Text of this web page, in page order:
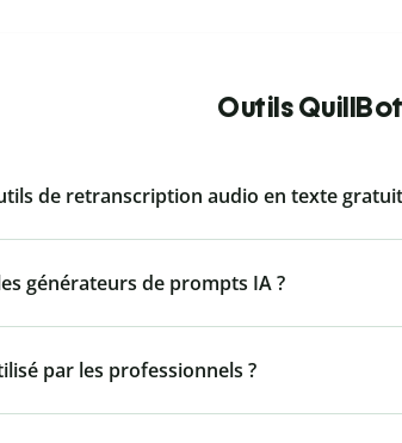
Outils
de retranscription audio en texte
générateurs de prompts IA ?
par les professionnels ?